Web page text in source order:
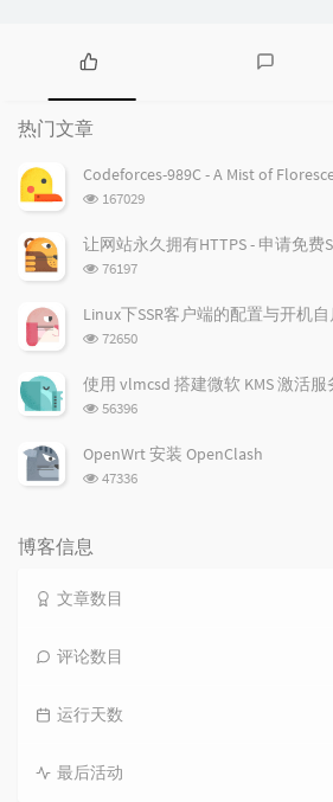
热
门
文
章
论
热门文章
Codeforces-989C - A Mist of
浏
次
数:
167029
让网站永久拥有HTTPS - 申请免费
浏
次
76197
Linux下SSR客户端的配置与开机自
浏
次
数:
72650
使用 vlmcsd 搭建微软 KMS 激活服
浏
次
56396
OpenWrt 安装 OpenClash
浏
47336
博客信息
文章数目
评论数目
运行天数
最后活动